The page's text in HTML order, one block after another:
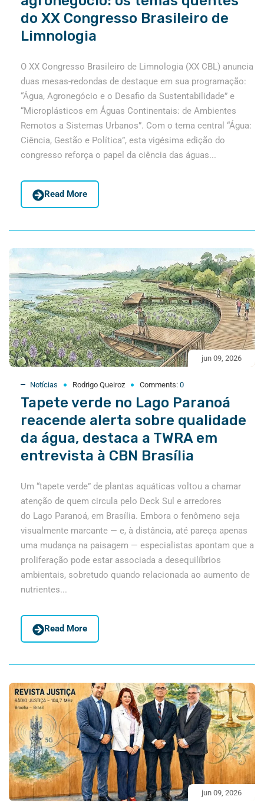
do XX Congresso Brasileiro de
Limnologia
O XX Congresso Brasileiro de Limnologia (XX CBL) anuncia
duas mesas-redondas de destaque em sua programação:
“Água, Agronegócio e o Desafio da Sustentabilidade” e
“Microplásticos em Águas Continentais: de Ambientes
Remotos a Sistemas Urbanos”. Com o tema central “Água:
Ciência, Gestão e Política”, esta vigésima edição do
congresso reforça o papel da ciência das águas...
Read More
jun 09, 2026
Notícias Rodrigo Queiroz Comments: 0
Tapete verde no Lago Paranoá
reacende alerta sobre qualidade
da água, destaca a TWRA em
entrevista à CBN Brasília
Um “tapete verde” de plantas aquáticas voltou a chamar
atenção de quem circula pelo Deck Sul e arredores
do Lago Paranoá, em Brasília. Embora o fenômeno seja
visualmente marcante — e, à distância, até pareça apenas
uma mudança na paisagem — especialistas apontam que a
proliferação pode estar associada a desequilíbrios
ambientais, sobretudo quando relacionada ao aumento de
nutrientes...
Read More
jun 09, 2026